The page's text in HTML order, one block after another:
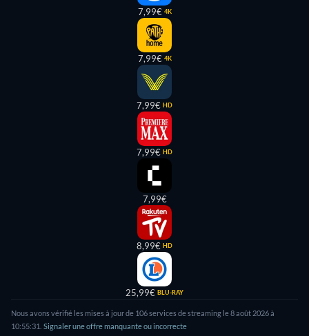
7,99€ 4K
7,99€ 4K
7,99€ HD
7,99€ HD
7,99€
8,99€ HD
25,99€ BLU-RAY
Nous avons vérifié les mises à jour de 106services de streaming le8 août 2026à
10:55:31 Signaler une offre manquante ou incorrecte